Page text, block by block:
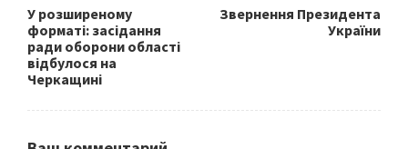
У розширеному
форматі: засідання
ради оборони області
відбулося на
Черкащині
Звернення Президента
України